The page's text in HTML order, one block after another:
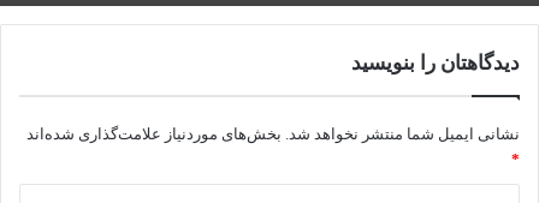
دیدگاهتان را بنویسید
نشانی ایمیل شما منتشر نخواهد شد. بخش‌های موردنیاز علامت‌گذاری شده‌اند
*